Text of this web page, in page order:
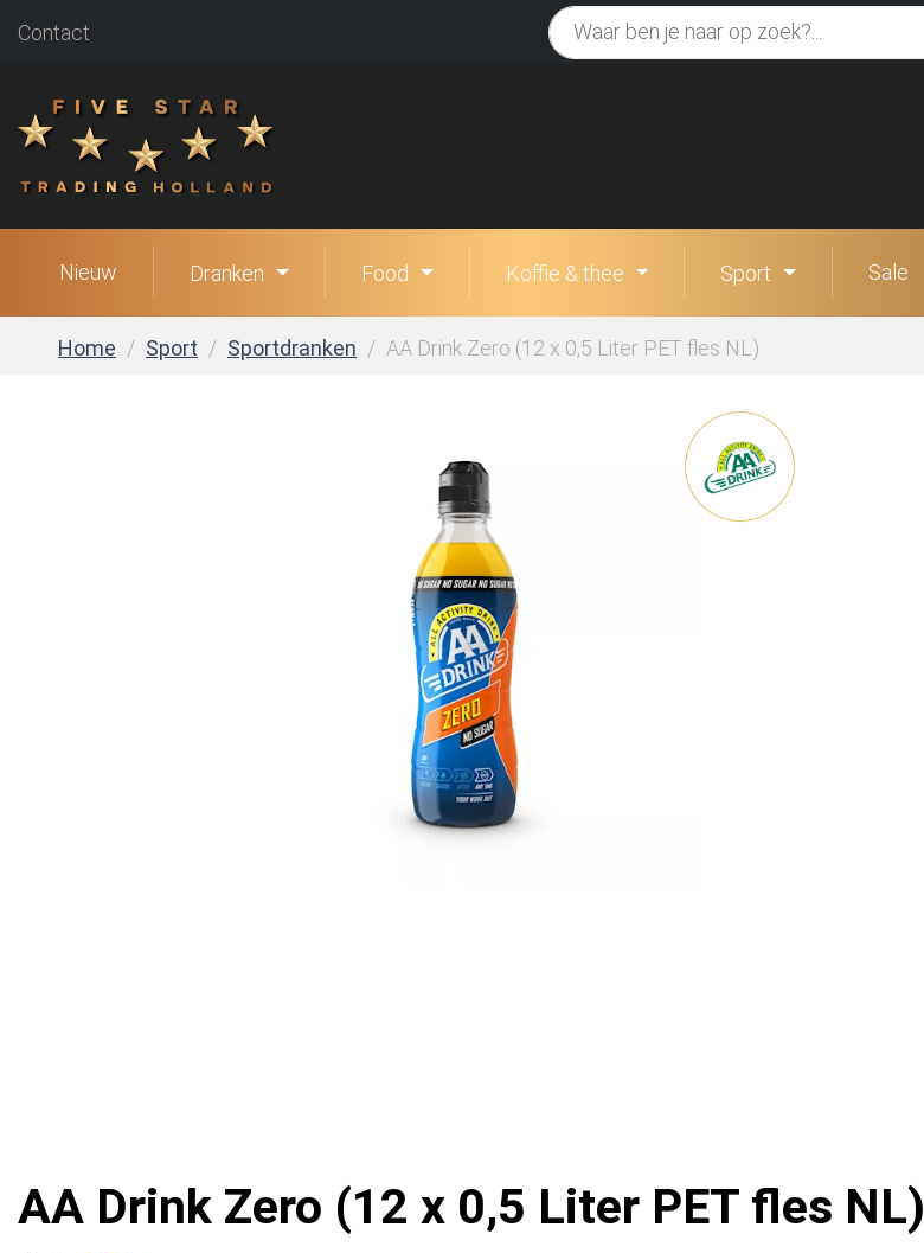
Contact
Nieuw Dranken Food Koffie & thee Sport Sale
Home Sport Sportdranken AA Drink Zero (12 x 0,5 Liter PET fles NL)
AA Drink Zero (12 x 0,5 Liter PET fles NL)